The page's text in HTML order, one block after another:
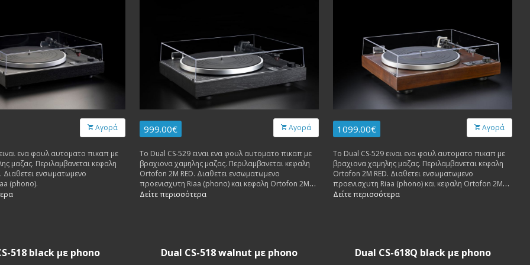
Αγορά
ενα φουλ αυτοματο πικαπ με
κεφαλη
Διαθετει ενσωματωμενο
(phono).
999.00€ Αγορά
Το Dual CS-529 ειναι ενα φουλ αυτοματο πικαπ με
βραχιονα χαμηλης μαζας. Περιλαμβανεται κεφαλη
Ortofon 2M RED. Διαθετει ενσωματωμενο
προενισχυτη Riaa (phono) και κεφαλη Ortofon 2M
Red.
Δείτε περισσότερα
1099.00€ Αγορά
Το Dual CS-529 ειναι ενα φουλ αυτοματο πικαπ με
βραχιονα χαμηλης μαζας. Περιλαμβανεται κεφαλη
Ortofon 2M RED. Διαθετει ενσωματωμενο
προενισχυτη Riaa (phono) και κεφαλη Ortofon 2M
Red.
Δείτε περισσότερα
518 black με phono Dual CS-518 walnut με phono Dual CS-618Q black με phono